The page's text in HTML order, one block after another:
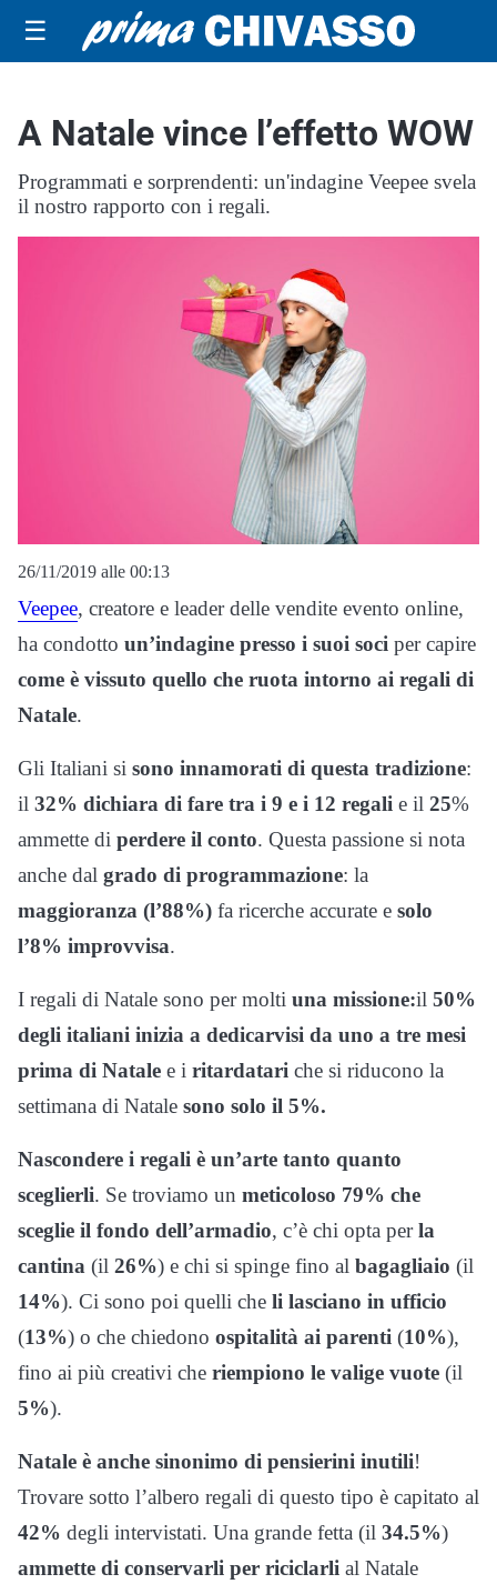
☰
A Natale vince l’effetto WOW
Programmati e sorprendenti: un'indagine Veepee svela
il nostro rapporto con i regali.
26/11/2019 alle 00:13
Veepee, creatore e leader delle vendite evento online,
ha condotto un’indagine presso i suoi soci per capire
come è vissuto quello che ruota intorno ai regali di
Natale.
Gli Italiani si sono innamorati di questa tradizione:
il 32% dichiara di fare tra i 9 e i 12 regali e il 25%
ammette di perdere il conto. Questa passione si nota
anche dal grado di programmazione: la
maggioranza (l’88%) fa ricerche accurate e solo
l’8% improvvisa.
I regali di Natale sono per molti una missione:il 50%
degli italiani inizia a dedicarvisi da uno a tre mesi
prima di Natale e i ritardatari che si riducono la
settimana di Natale sono solo il 5%.
Nascondere i regali è un’arte tanto quanto
sceglierli. Se troviamo un meticoloso 79% che
sceglie il fondo dell’armadio, c’è chi opta perla
cantina (il 26%) e chi si spinge fino al bagagliaio (il
14%). Ci sono poi quelli che li lasciano in ufficio
(13%) o che chiedono ospitalità ai parenti (10%),
fino ai più creativi che riempiono le valige vuote (il
5%).
Natale è anche sinonimo di pensierini inutili!
Trovare sotto l’albero regali di questo tipo è capitato al
42% degli intervistati. Una grande fetta (il 34.5%)
ammette di conservarli per riciclarli al Natale